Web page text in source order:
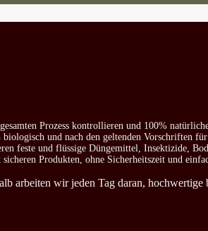
Prozess kontrollieren und 100%
und nach den geltenden Vorschriften
feste und flüssige Düngemittel, Insektizide,
Produkten, ohne Sicherheitszeit und
arbeiten wir jeden Tag daran,